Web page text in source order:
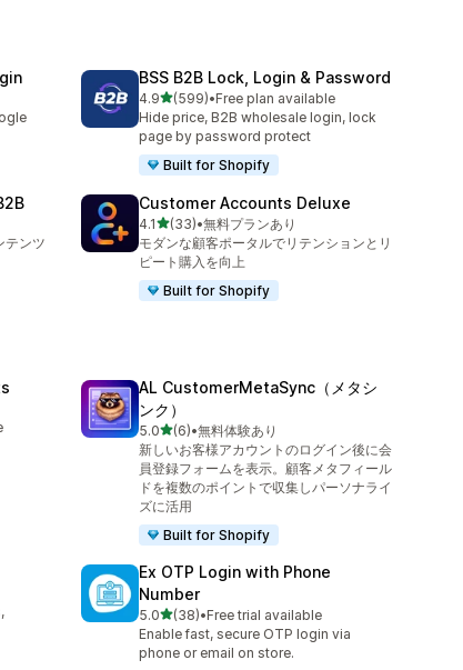
BSS B2B Lock, Login & Password
4.95つ星中
(599)
合計レビュー数：599件
•Free plan available
Hide price, B2B wholesale login, lock
page by password protect
Built for Shopify
テンツ
Customer Accounts Deluxe
4.15つ星中
(33)
合計レビュー数：33件
•無料プランあり
モダンな顧客ポータルでリテンションとリ
ピート購入を向上
Built for Shopify
AL CustomerMetaSync（メタシ
ンク）
5.05つ星中
(6)
合計レビュー数：6件
•無料体験あり
新しいお客様アカウントのログイン後に会
員登録フォームを表示。顧客メタフィール
ドを複数のポイントで収集しパーソナライ
ズに活用
Built for Shopify
Ex OTP Login with Phone
Number
5.05つ星中
(38)
合計レビュー数：38件
•Free trial available
Enable fast, secure OTP login via
phone or email on store.